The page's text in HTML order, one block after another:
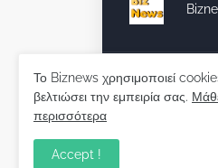
Απόψεις
Το Biznews χρησιμοποιεί
βελτιώσει την εμπειρία σας.
περισσότερα
Accept !